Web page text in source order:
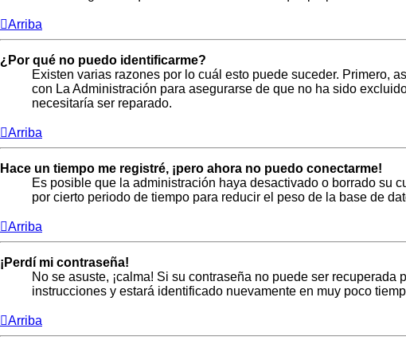
Arriba
¿Por qué no puedo identificarme?
Existen varias razones por lo cuál esto puede suceder. Primero,
con La Administración para asegurarse de que no ha sido
necesitaría ser reparado.
Arriba
Hace un tiempo me registré, ¡pero ahora no puedo conectarme!
Es posible que la administración haya desactivado o borrado su
por cierto periodo de tiempo para reducir el peso de la base de
Arriba
¡Perdí mi contraseña!
No se asuste, ¡calma! Si su contraseña no puede ser
instrucciones y estará identificado nuevamente en muy poco
Arriba